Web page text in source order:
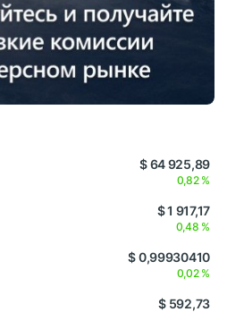
$ 64 925,89
0,82 %
$ 1 917,17
0,48 %
$ 0,99930410
0,02 %
$ 592,73